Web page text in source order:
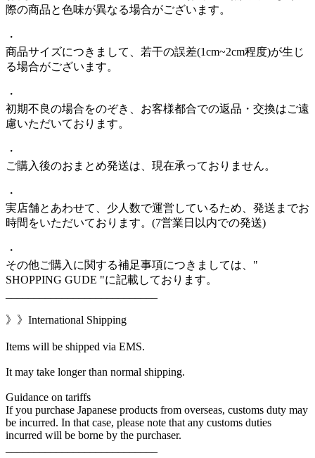
際の商品と色味が異なる場合がございます。
・
商品サイズにつきまして、若干の誤差(1cm~2cm程度)が生じ
る場合がございます。
・
初期不良の場合をのぞき、お客様都合での返品・交換はご遠
慮いただいております。
・
ご購入後のおまとめ発送は、現在承っておりません。
・
実店舗とあわせて、少人数で運営しているため、発送までお
時間をいただいております。(7営業日以内での発送)
・
その他ご購入に関する補足事項につきましては、"
SHOPPING GUDE "に記載しております。
》》International Shipping
Items will be shipped via EMS.
It may take longer than normal shipping.
Guidance on tariffs
If you purchase Japanese products from overseas, customs duty may
be incurred. In that case, please note that any customs duties
incurred will be borne by the purchaser.